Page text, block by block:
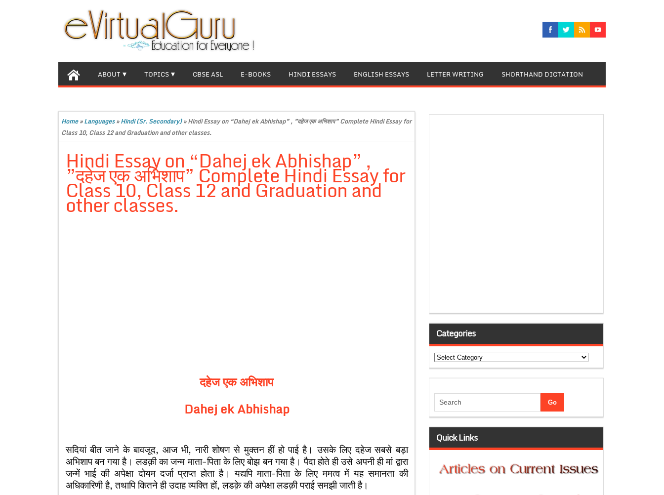
ABOUT TOPICS CBSE ASL E-BOOKS HINDI ESSAYS ENGLISH ESSAYS LETTER WRITING SHORTHAND DICTATION
Home»Languages»Hindi (Sr. Secondary)»Hindi Essay on “Dahej ek Abhishap” , ”दहेज एक अभिशाप” Complete Hindi Essay for
Class 10, Class 12 and Graduation and other classes.
Hindi Essay on “Dahej ek Abhishap” ,
”दहेज एक अभिशाप” Complete Hindi Essay for
Class 10, Class 12 and Graduation and
other classes.
दहेज एक अभिशाप
Dahej ek Abhishap
सदियां बीत जाने के बावजूद, आज भी, नारी शोषण से मुक्तन हीं हो पाई है। उसके लिए दहेज सबसे बड़ा
अभिशाप बन गया है। लडक़ी का जन्म माता-पिता के लिए बोझ बन गया है। पैदा होते ही उसे अपनी ही मां द्वारा
जन्में भाई की अपेक्षा दोयम दर्जा प्राप्त होता है। यद्यपि माता-पिता के लिए ममत्व में यह समानता की
अधिकारिणी है, तथापि कितने ही उदाह व्यक्ति हों, लडक़े की अपेक्षा लडक़ी पराई समझी जाती है।
Categories
Categories
Quick Links